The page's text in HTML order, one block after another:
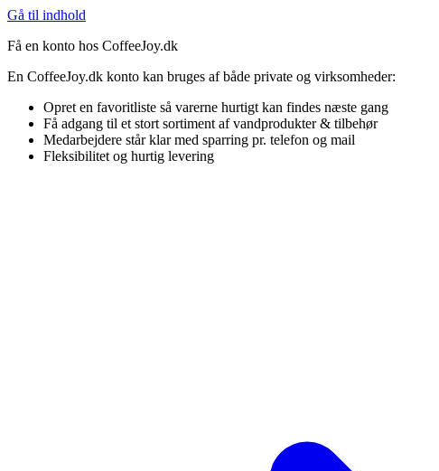
Gå til indhold
Få en konto hos CoffeeJoy.dk
En CoffeeJoy.dk konto kan bruges af både private og virksomheder:
Opret en favoritliste så varerne hurtigt kan findes næste gang
Få adgang til et stort sortiment af vandprodukter & tilbehør
Medarbejdere står klar med sparring pr. telefon og mail
Fleksibilitet og hurtig levering